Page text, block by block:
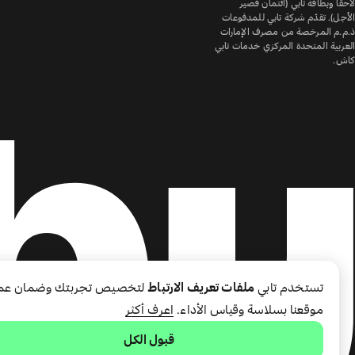
لاحقًا وبطاقة تابي (ائتمان قصير
الأجل). تقدّم شركة تابي للمدفوعات
ذ.م.م المرخصة من مصرف الإمارات
العربية المتحدة المركزي خدمات تابي
كاش.
تستخدم تابي ملفات تعريف الارتباطلتخصيص تجربتك وضمان
موقعنا بسلاسة وقياس الأداء. اعرف أكثر
قبول الكل